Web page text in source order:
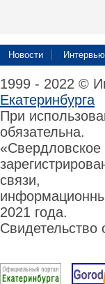
Новости Интервью
1999 - 2022 ©
Екатеринбурга
При
обязательна.
«Свердловское
связи,
2021 года.